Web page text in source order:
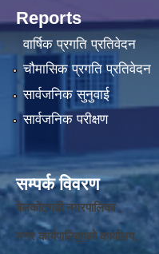
Reports
वार्षिक प्रगति प्रतिवेदन
चौमासिक प्रगति प्रतिवेदन
सार्वजनिक सुनुवाई
सार्वजनिक परीक्षण
सम्पर्क विवरण
बेलकोटगढी नगरपालिका ,
नगर कार्यपालिकाको कार्यालय,